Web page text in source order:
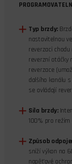
Typ brzdy:
nastavitelnou
reverzaci
reverzní otáčky
reverzace
dalšího kanálu
se ovládají
Síla brzdy:
100% pro režim
Způsob
sníží výkon na
napěťové